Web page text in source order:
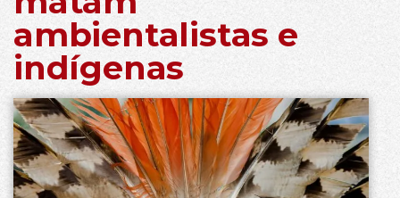
ambientalistas e
indígenas